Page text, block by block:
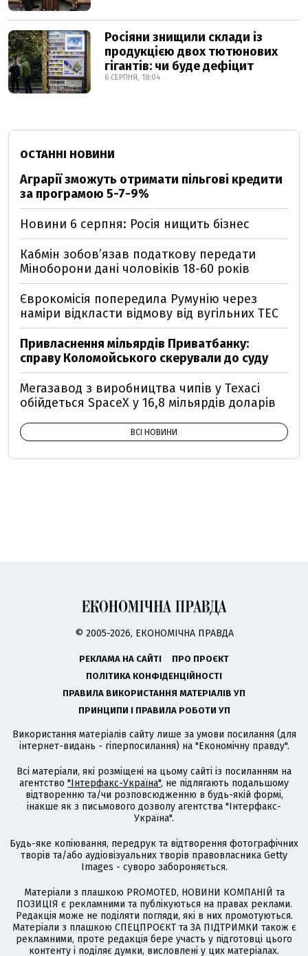
Росіяни знищили склади із
продукцією двох тютюнових
гігантів: чи буде дефіцит
6 СЕРПНЯ, 18:04
ОСТАННІ НОВИНИ
Аграрії зможуть отримати пільгові кредити
за програмою 5-7-9%
Новини 6 серпня: Росія нищить бізнес
Кабмін зобовʼязав податкову передати
Міноборони дані чоловіків 18-60 років
Єврокомісія попередила Румунію через
наміри відкласти відмову від вугільних ТЕС
Привласнення мільярдів Приватбанку:
справу Коломойського скерували до суду
Мегазавод з виробництва чипів у Техасі
обійдеться SpaceX у 16,8 мільярдів доларів
ВСІ НОВИНИ
© 2005-2026, ЕКОНОМІЧНА ПРАВДА
РЕКЛАМА НА САЙТІ
ПРО ПРОЄКТ
ПОЛІТИКА КОНФІДЕНЦІЙНОСТІ
ПРАВИЛА ВИКОРИСТАННЯ МАТЕРІАЛІВ УП
ПРИНЦИПИ І ПРАВИЛА РОБОТИ УП
Використання матеріалів сайту лише за умови посилання (для
інтернет-видань - гіперпосилання) на "Економічну правду".
Всі матеріали, які розміщені на цьому сайті із посиланням на
агентство "Інтерфакс-Україна", не підлягають подальшому
відтворенню та/чи розповсюдженню в будь-якій формі,
інакше як з письмового дозволу агентства "Інтерфакс-
Україна".
Будь-яке копіювання, передрук та відтворення фотографічних
творів та/або аудіовізуальних творів правовласника Getty
Images - суворо забороняється.
Матеріали з плашкою PROMOTED, НОВИНИ КОМПАНІЙ та
ПОЗИЦІЯ є рекламними та публікуються на правах реклами.
Редакція може не поділяти погляди, які в них промотуються.
Матеріали з плашкою СПЕЦПРОЄКТ та ЗА ПІДТРИМКИ також є
рекламними, проте редакція бере участь у підготовці цього
контенту і поділяє думки, висловлені у цих матеріалах.